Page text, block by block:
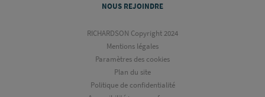
NOUS REJOINDRE
RICHARDSON Copyright 2024
Mentions légales
Paramètres des cookies
Plan du site
Politique de confidentialité